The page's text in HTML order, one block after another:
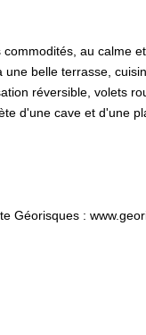
au calme
belle terrasse,
réversible, volets
d'une cave et d'une
Géorisques :